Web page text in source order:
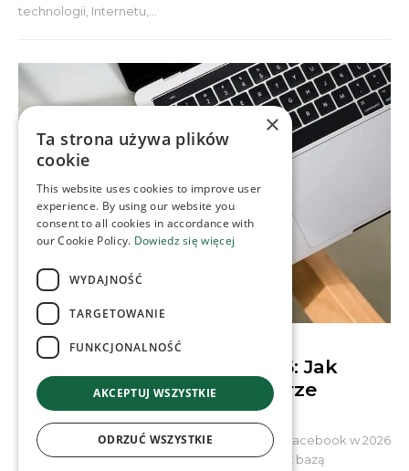
technologii, Internetu,...
CONTENT & SOCIAL MEDIA
Algorytmy Facebooka 2026: Jak
budować społeczności w erze
Quality Reset
Wbrew wielokrotnym prognozom o schyłku, Facebook w 2026
roku udowadnia swoją niezwykłą żywotność. Z bazą
×
Ta strona używa plików
cookie
This website uses cookies to improve user
experience. By using our website you
consent to all cookies in accordance with
our Cookie Policy. Dowiedz się więcej
WYDAJNOŚĆ
TARGETOWANIE
FUNKCJONALNOŚĆ
AKCEPTUJ WSZYSTKIE
ODRZUĆ WSZYSTKIE